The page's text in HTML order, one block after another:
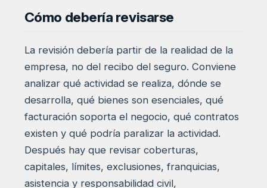
Cómo debería revisarse
La revisión debería partir de la realidad de la
empresa, no del recibo del seguro. Conviene
analizar qué actividad se realiza, dónde se
desarrolla, qué bienes son esenciales, qué
facturación soporta el negocio, qué contratos
existen y qué podría paralizar la actividad.
Después hay que revisar coberturas,
capitales, límites, exclusiones, franquicias,
asistencia y responsabilidad civil,